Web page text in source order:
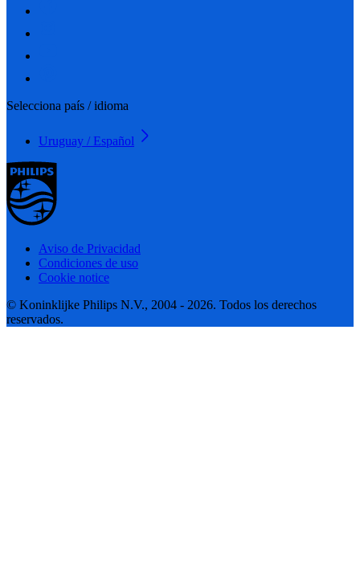
Selecciona país / idioma
Uruguay / Español
Aviso de Privacidad
Condiciones de uso
Cookie notice
© Koninklijke Philips N.V., 2004 - 2026. Todos los derechos
reservados.